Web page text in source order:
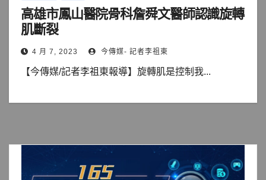
高雄市鳳山醫院骨科詹舜文醫師認識旋轉
肌斷裂
4 月 7, 2023 今傳媒- 記者李祖東
【今傳媒/記者李祖東報導】旋轉肌是控制我...